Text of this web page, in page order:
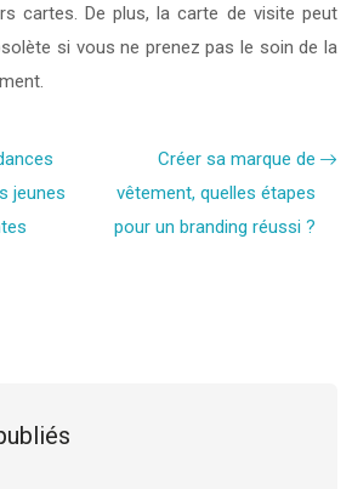
cartes. De plus, la carte de visite peut
si vous ne prenez pas le soin de la
jeunes
Créer sa marque de
vêtement, quelles étapes
pour un branding réussi ?